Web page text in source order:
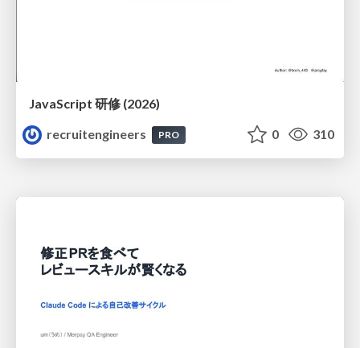
JavaScript 研修 (2026)
recruitengineers
PRO 0 310